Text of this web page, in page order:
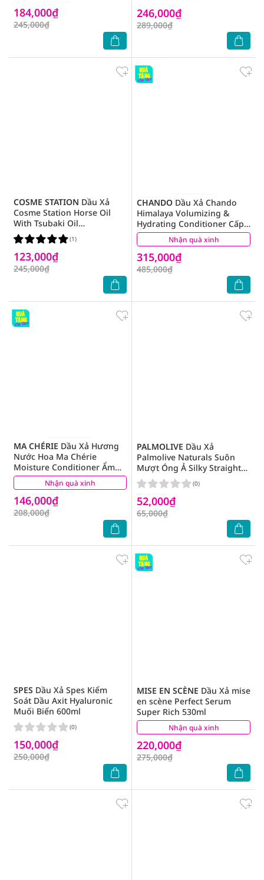
184,000₫
245,000₫
246,000₫
289,000₫
COSME STATION Dầu Xả
Cosme Station Horse Oil
With Tsubaki Oil
Conditioner Chiết Xuất Từ
Dầu Ngựa 600ml
123,000₫
245,000₫
(1) Nhận quà xinh
CHANDO Dầu Xả Chando
Himalaya Volumizing &
Hydrating Conditioner Cấp
Ẩm & Làm Phồng Tóc 600g
315,000₫
485,000₫
(0)
Nhận quà xinh
MA CHÉRIE Dầu Xả Hương
Nước Hoa Ma Chérie
Moisture Conditioner Ẩm
Mềm Tóc 450ml
146,000₫
208,000₫
(0)
PALMOLIVE Dầu Xả
Palmolive Naturals Suôn
Mượt Óng Ả Silky Straight
Conditioner 180ml
52,000₫
65,000₫
(0)
SPES Dầu Xả Spes Kiểm
Soát Dầu Axit Hyaluronic
Muối Biển 600ml
150,000₫
250,000₫
(0) Nhận quà xinh
MISE EN SCÈNE Dầu Xả mise
en scène Perfect Serum
Super Rich 530ml
220,000₫
275,000₫
(1)